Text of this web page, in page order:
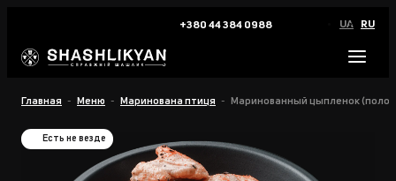
+380 44 384 0988 UA RU
Главная Меню Маринована птиця Маринованный цыпленок
Есть не везде